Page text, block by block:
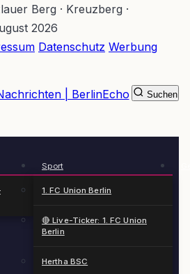
Berg · Kreuzberg ·
2026
Datenschutz Werbung
Sport
1. FC Union Berlin
🔴 Live-Ticker: 1. FC Union
Berlin
Hertha BSC
Suchen